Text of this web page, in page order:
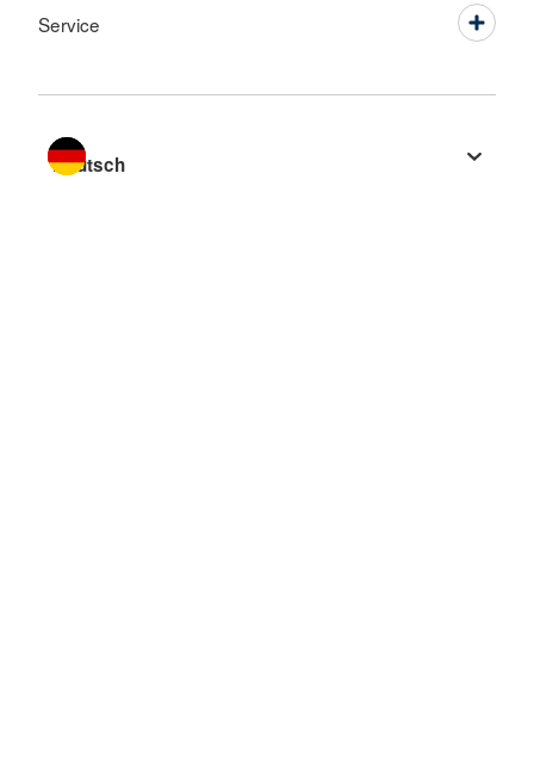
Service
Sprache wechseln zu